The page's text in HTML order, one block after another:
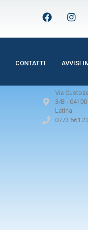
CONTATTI AVVISI
Via
3/B - 04100
Latina
0773